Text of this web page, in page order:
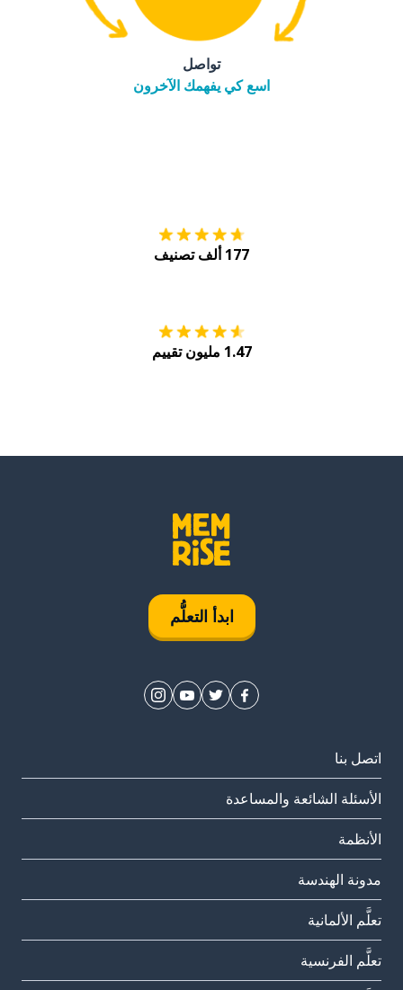
تواصل
اسع كي يفهمك الآخرون
177 ألف تصنيف
1.47 مليون تقييم
ابدأ التعلُّم
اتصل بنا
الأسئلة الشائعة والمساعدة
الأنظمة
مدونة الهندسة
تعلَّم الألمانية
تعلَّم الفرنسية